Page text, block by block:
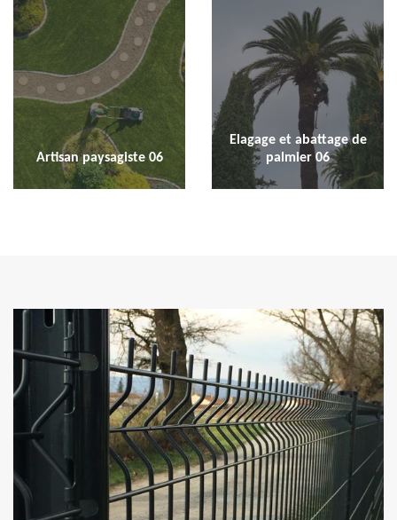
Artisan paysagiste 06
Elagage et abattage de
palmier 06